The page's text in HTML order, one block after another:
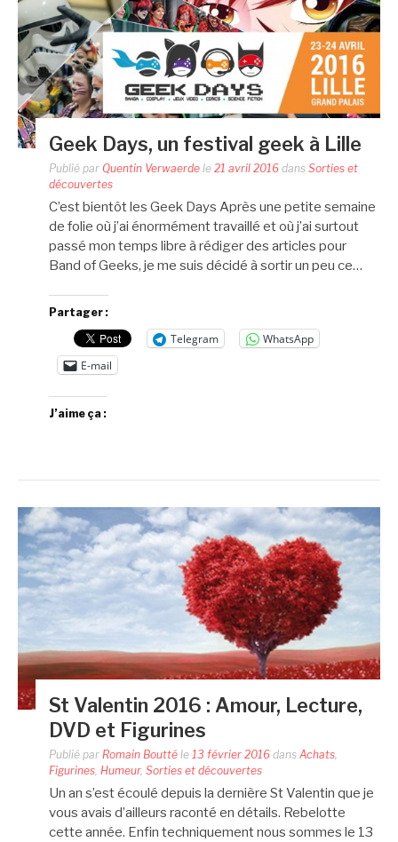
Geek Days, un festival geek à Lille
Publié par Quentin Verwaerde le 21 avril 2016 dans Sorties et
découvertes
C’est bientôt les Geek Days Après une petite semaine
de folie où j’ai énormément travaillé et où j’ai surtout
passé mon temps libre à rédiger des articles pour
Band of Geeks, je me suis décidé à sortir un peu ce…
Partager :
Telegram
WhatsApp
E-mail
J’aime ça :
St Valentin 2016 : Amour, Lecture,
DVD et Figurines
Publié par Romain Boutté le 13 février 2016 dans Achats
Figurines Humeur, Sorties et découvertes
Un an s’est écoulé depuis la dernière St Valentin que je
vous avais d’ailleurs raconté en détails. Rebelotte
cette année. Enfin techniquement nous sommes le 13